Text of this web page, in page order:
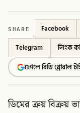
SHARE Facebook
Telegram
লিংক
গুগলে বিডি গ্লোবাল
ডিমের ক্রয় বিক্রয়